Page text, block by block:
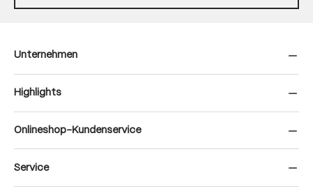
Unternehmen
Highlights
Onlineshop-Kundenservice
Service